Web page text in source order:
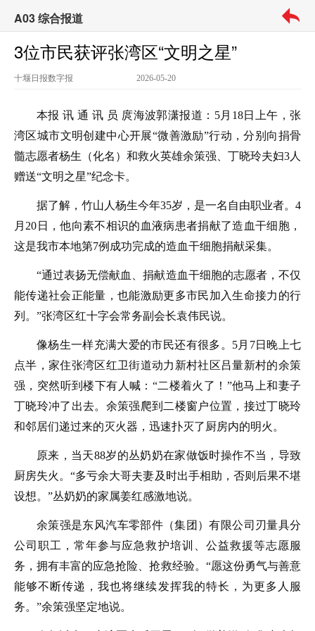
A03 综合报道
3位市民获评张湾区“文明之星”
十堰日报数字报 2026-05-20
本报 讯 通 讯 员 庹海波郭潇报道：5月18日上午，张
湾区城市文明创建中心开展“微善激励”行动，分别向捐骨
髓志愿者杨生（化名）和救火英雄余策强、丁晓玲夫妇3人
赠送“文明之星”纪念卡。
据了解，竹山人杨生今年35岁，是一名自由职业者。4
月20日，他向素不相识的血液病患者捐献了造血干细胞，
这是我市本地第7例成功完成的造血干细胞捐献采集。
“通过表扬无偿献血、捐献造血干细胞的志愿者，不仅
能传递社会正能量，也能激励更多市民加入生命接力的行
列。”张湾区红十字会常务副会长袁伟民说。
像杨生一样充满大爱的市民还有很多。5月7日晚上七
点半，家住张湾区红卫街道动力新村社区吕量新村的余策
强，突然听到楼下有人喊：“二楼着火了！”他马上和妻子
丁晓玲冲了出去。余策强爬到二楼窗户位置，接过丁晓玲
和邻居们递过来的灭火器，迅速扑灭了厨房内的明火。
原来，当天88岁的丛奶奶在家做饭时操作不当，导致
厨房失火。“多亏余大哥夫妻及时出手相助，否则后果不堪
设想。”丛奶奶的家属姜红感激地说。
余策强是东风汽车零部件（集团）有限公司刃量具分
公司职工，常年参与应急救护培训、公益救援等志愿服
务，拥有丰富的应急抢险、抢救经验。“愿这份勇气与善意
能够不断传递，我也将继续发挥我的特长，为更多人服
务。”余策强坚定地说。